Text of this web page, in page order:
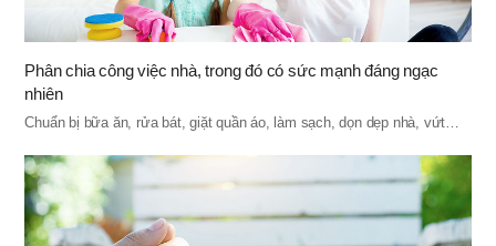
Phân chia công việc nhà, trong đó có sức mạnh đáng ngạc
nhiên
Chuẩn bị bữa ăn, rửa bát, giặt quần áo, làm sạch, dọn dẹp nhà, vứt…